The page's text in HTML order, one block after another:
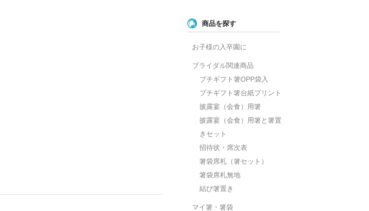
商品を探す
お子様の入卒園に
ブライダル関連商品
プチギフト箸OPP袋入
プチギフト箸台紙プリント
披露宴（会食）用箸
披露宴（会食）用箸と箸置
きセット
招待状・席次表
箸袋席札（箸セット）
箸袋席札無地
結び箸置き
マイ箸・箸袋